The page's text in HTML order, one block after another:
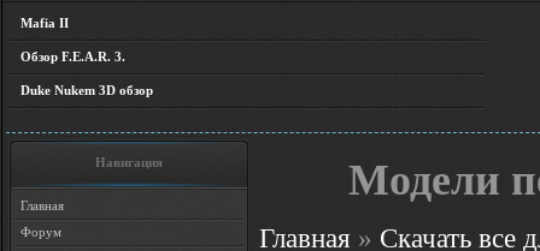
Mafia II
Обзор F.E.A.R. 3.
Duke Nukem 3D обзор
Навигация
Главная
Форум
Модели
Главная » Скачать все